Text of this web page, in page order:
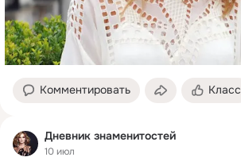
Комментировать Класс
Дневник знаменитостей
10 июл